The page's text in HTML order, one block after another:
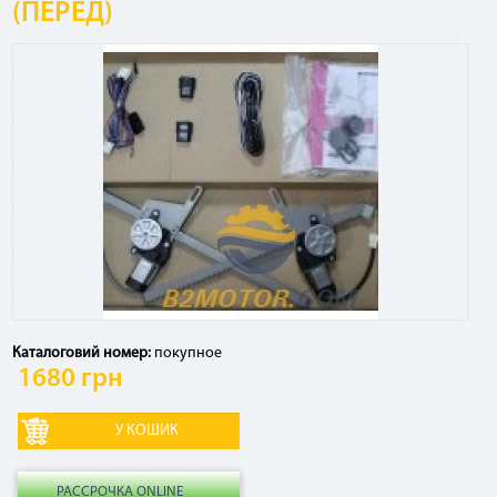
(ПЕРЕД)
Каталоговий номер: покупное
1680 грн
РАССРОЧКА ONLINE
Посмотреть график платежей по сервису и оставшуюся
сумму к погашению, а также досрочно погасить кредит
можно в Приват24, меню «Мои счета» - «Оплата частями»
Есть ли дополнительные комиссии, страховки и т.
Если ежемесячный платеж по сервису списывается в счет
кредитных средств, взимается комиссия 4% от суммы
платежа за использование кредитного лимита. Никаких
других комиссий и страховок по сервису нет.
Как рассчитывается комиссия по «Мгновенной
рассрочке» в случае досрочного погашения?
В случае досрочного погашения взимается 2,9% от общей
суммы договора.